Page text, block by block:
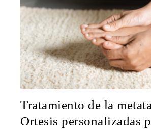
Tratamiento de la
Ortesis personalizadas